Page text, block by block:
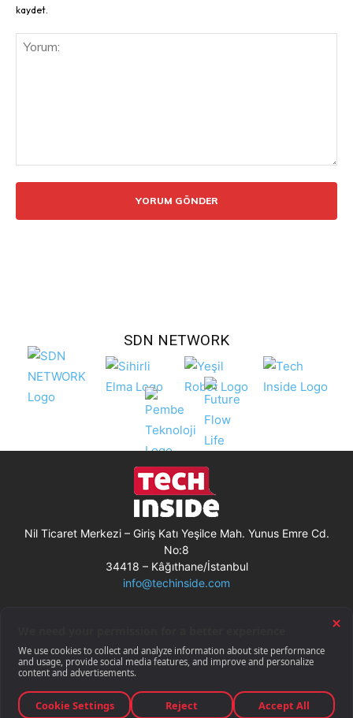
kaydet.
SDN NETWORK
Nil Ticaret Merkezi – Giriş Katı Yeşilce Mah. Yunus Emre Cd.
No:8
34418 – Kâğıthane/İstanbul
info@techinside.com
Gizlilik Bildirimi
RSS
© Techinside.com, İnternet Medyası